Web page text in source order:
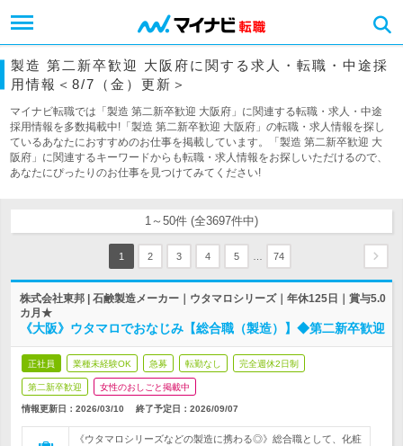
製造 第二新卒歓迎 大阪府に関する求人・転職・中途採
用情報＜8/7（金）更新＞
マイナビ転職では「製造 第二新卒歓迎 大阪府」に関連する転職・求人・中途
採用情報を多数掲載中!「製造 第二新卒歓迎 大阪府」の転職・求人情報を探し
ているあなたにおすすめのお仕事を掲載しています。「製造 第二新卒歓迎 大
阪府」に関連するキーワードからも転職・求人情報をお探しいただけるので、
あなたにぴったりのお仕事を見つけてみてください!
1～50件 (全3697件中)
1 2 3 4 5 74
株式会社東邦 | 石鹸製造メーカー｜ウタマロシリーズ｜年休125日｜賞与5.0
カ月★
《大阪》ウタマロでおなじみ【総合職（製造）】◆第二新卒歓迎
正社員 業種未経験OK 急募 転勤なし 完全週休2日制
第二新卒歓迎 女性のおしごと掲載中
情報更新日：2026/03/10 終了予定日： 2026/09/07
《ウタマロシリーズなどの製造に携わる◎》総合職として、化粧